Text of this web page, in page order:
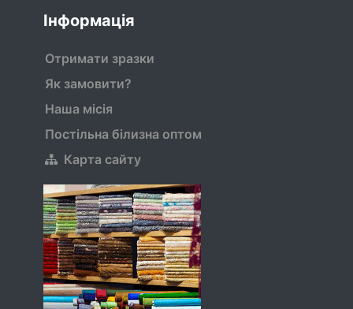
Інформація
Отримати зразки
Як замовити?
Наша місія
Постільна білизна оптом
Карта сайту